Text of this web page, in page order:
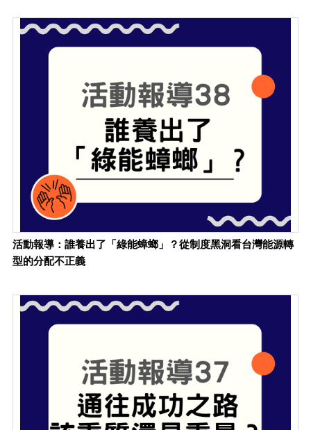
活動報導：誰養出了「綠能蟑螂」？從制度黑洞看台灣能源轉
型的分配不正義